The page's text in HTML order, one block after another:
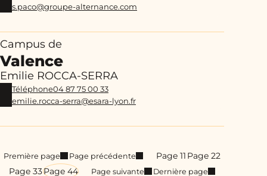
s.paco@groupe-alternance.com
Campus de
Valence
Emilie ROCCA-SERRA
Téléphone04 87 75 00 33
emilie.rocca-serra@esara-lyon.fr
Première page Page précédente Page 11 Page 22
Page 33Page 44 Page suivante Dernière page